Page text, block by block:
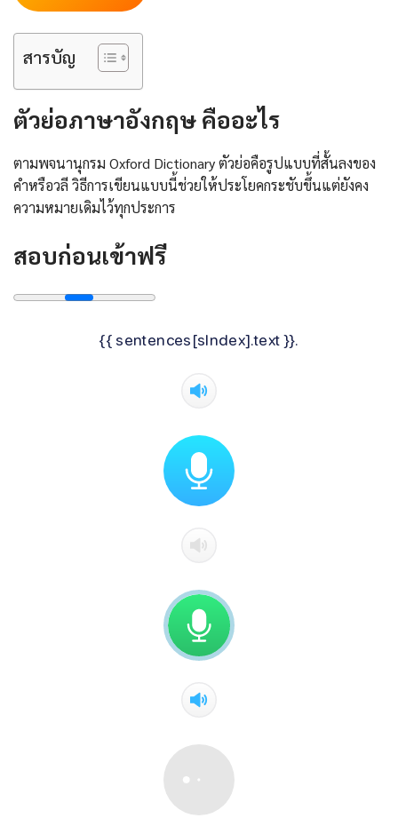
สารบัญ
ตัวย่อภาษาอังกฤษ คืออะไร
ตามพจนานุกรม Oxford Dictionary ตัวย่อคือรูปแบบที่สั้นลงของ
คำหรือวลี วิธีการเขียนแบบนี้ช่วยให้ประโยคกระชับขึ้นแต่ยังคง
ความหมายเดิมไว้ทุกประการ
สอบก่อนเข้าฟรี
{{ sentences[sIndex].text }}.